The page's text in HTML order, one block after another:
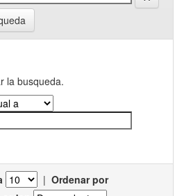
la busqueda.
| Ordenar por